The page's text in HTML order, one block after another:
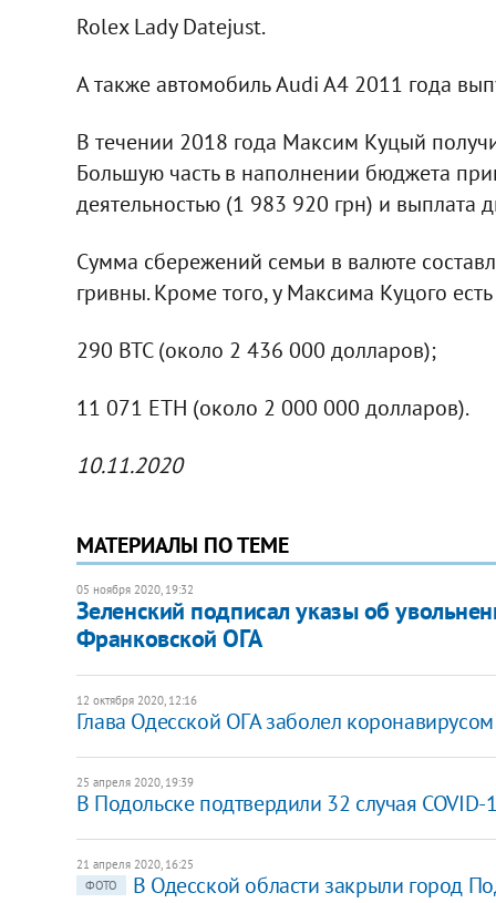
Rolex Lady Datejust.
А также автомобиль Audi A4 2011 года
В течении 2018 года Максим Куцый
Большую часть в наполнении бюджета
деятельностью (1 983 920 грн) и выплата
Сумма сбережений семьи в валюте
гривны. Кроме того, у Максима Куцого
290 BTC (около 2 436 000 долларов);
11 071 ETH (около 2 000 000 долларов).
10.11.2020
МАТЕРИАЛЫ ПО ТЕМЕ
05 ноября 2020, 19:32
Зеленский подписал указы об
Франковской ОГА
12 октября 2020, 12:16
Глава Одесской ОГА заболел коронавирусом
25 апреля 2020, 19:39
В Подольске подтвердили 32 случая
21 апреля 2020, 16:25
ФОТО
В Одесской области закрыли город